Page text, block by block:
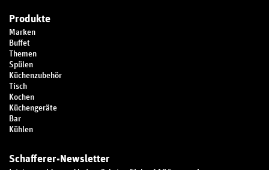
Produkte
Marken
Buffet
Themen
Spülen
Küchenzubehör
Tisch
Kochen
Küchengeräte
Bar
Kühlen
Schafferer-Newsletter